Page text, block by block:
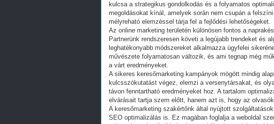
kulcsa a strategikus gondolkodás és a folyamatos
megoldásokat kínál, amelyek során nem csupán a
mélyreható elemzéssel tárja fel a fejlődési lehetőségeket.
Az online marketing területén különösen fontos a
Partnerünk rendszeresen követi a legújabb trendeket és
leghatékonyabb módszereket alkalmazza ügyfelei
művészete folyamatosan változik, és ami tegnap még
a várt eredményeket.
A sikeres keresőmarketing kampányok mögött mindig
kulcsszókutatást végez, elemzi a versenytársakat, és
távon fenntartható eredményeket hoz. A tartalom
elvárásait tartja szem előtt, hanem azt is, hogy az
A keresőmarketing szakértőnk által nyújtott
SEO optimalizálás is. Ez magában foglalja a weboldal